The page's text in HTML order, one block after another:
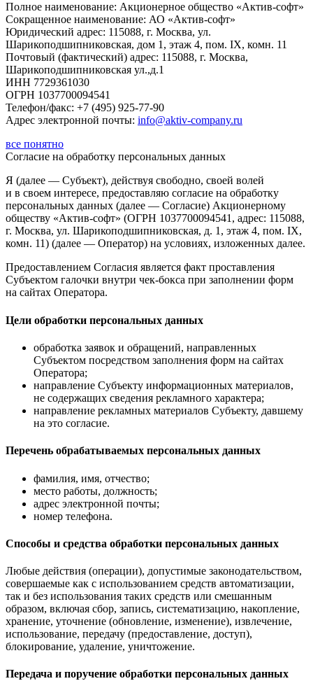
Полное наименование: Акционерное общество «Актив-софт»
Сокращенное наименование: АО «Актив-софт»
Юридический адрес: 115088, г. Москва, ул.
Шарикоподшипниковская, дом 1, этаж 4, пом. IX, комн. 11
Почтовый (фактический) адрес: 115088, г. Москва,
Шарикоподшипниковская ул.,д.1
ИНН 7729361030
ОГРН 1037700094541
Телефон/факс: +7 (495) 925-77-90
Адрес электронной почты: info@aktiv-company.ru
все понятно
Согласие на обработку персональных данных
Я (далее — Субъект), действуя свободно, своей волей
и в своем интересе, предоставляю согласие на обработку
персональных данных (далее — Согласие) Акционерному
обществу «Актив-софт» (ОГРН 1037700094541, адрес: 115088,
г. Москва, ул. Шарикоподшипниковская, д. 1, этаж 4, пом. IX,
комн. 11) (далее — Оператор) на условиях, изложенных далее.
Предоставлением Согласия является факт проставления
Субъектом галочки внутри чек-бокса при заполнении форм
на сайтах Оператора.
Цели обработки персональных данных
обработка заявок и обращений, направленных
Субъектом посредством заполнения форм на сайтах
Оператора;
направление Субъекту информационных материалов,
не содержащих сведения рекламного характера;
направление рекламных материалов Субъекту, давшему
на это согласие.
Перечень обрабатываемых персональных данных
фамилия, имя, отчество;
место работы, должность;
адрес электронной почты;
номер телефона.
Способы и средства обработки персональных данных
Любые действия (операции), допустимые законодательством,
совершаемые как с использованием средств автоматизации,
так и без использования таких средств или смешанным
образом, включая сбор, запись, систематизацию, накопление,
хранение, уточнение (обновление, изменение), извлечение,
использование, передачу (предоставление, доступ),
блокирование, удаление, уничтожение.
Передача и поручение обработки персональных данных